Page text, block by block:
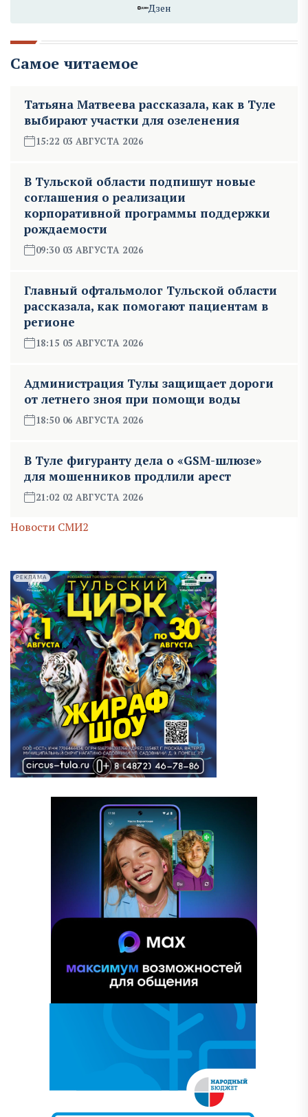
Дзен
Самое читаемое
Татьяна Матвеева рассказала, как в Туле
выбирают участки для озеленения
15:22 03 АВГУСТА 2026
В Тульской области подпишут новые
соглашения о реализации
корпоративной программы поддержки
рождаемости
09:30 03 АВГУСТА 2026
Главный офтальмолог Тульской области
рассказала, как помогают пациентам в
регионе
18:15 05 АВГУСТА 2026
Администрация Тулы защищает дороги
от летнего зноя при помощи воды
18:50 06 АВГУСТА 2026
В Туле фигуранту дела о «GSM-шлюзе»
для мошенников продлили арест
21:02 02 АВГУСТА 2026
Новости СМИ2
РЕКЛАМА